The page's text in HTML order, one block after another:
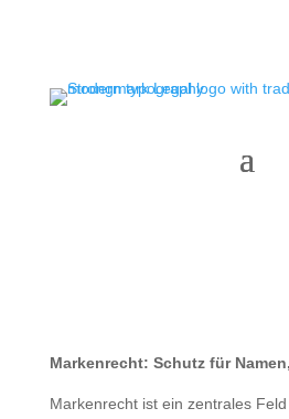
Markenrecht: Schutz für
Markenrecht ist ein zentrales